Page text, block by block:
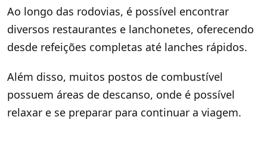
Ao longo das rodovias, é possível encontrar
diversos restaurantes e lanchonetes, oferecendo
desde refeições completas até lanches rápidos.
Além disso, muitos postos de combustível
possuem áreas de descanso, onde é possível
relaxar e se preparar para continuar a viagem.